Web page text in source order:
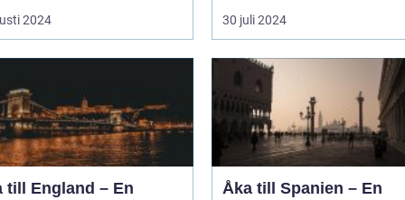
2024 30 juli 2024
till England – En
Åka till Spanien – En